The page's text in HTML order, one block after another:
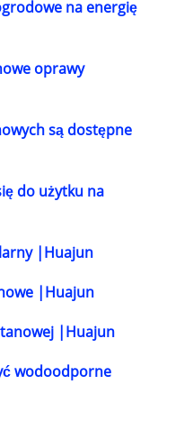
na energię
oprawy
są dostępne
do użytku na
|Huajun
|Huajun
|Huajun
wodoodporne